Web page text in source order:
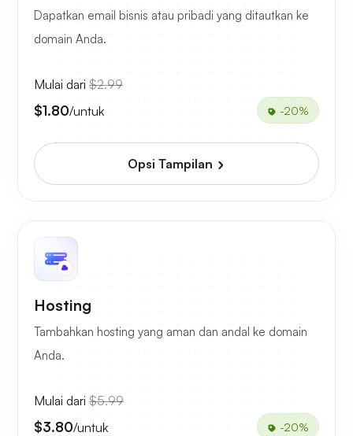
Dapatkan email bisnis atau pribadi yang ditautkan ke
domain Anda.
Mulai dari $2.99
$1.80/untuk -20%
Opsi Tampilan
Hosting
Tambahkan hosting yang aman dan andal ke domain
Anda.
Mulai dari $5.99
$3.80/untuk -20%